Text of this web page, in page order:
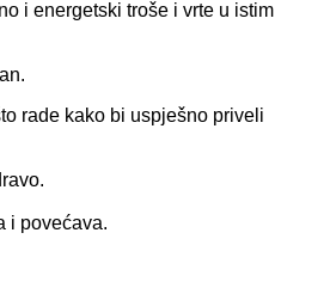
i energetski troše i vrte u istim
rade kako bi uspješno priveli
i povećava.